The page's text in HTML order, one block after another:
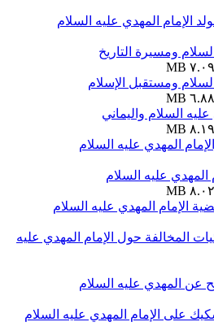
الإمام المهدي عليه السلام
ومسيرة التاريخ
ومستقبل الإسلام
عليه السلام واليماني
المهدي عليه السلام
المهدي عليه السلام
الإمام المهدي عليه السلام
المخالفة حول الإمام المهدي عليه
عن المهدي عليه السلام
على الإمام المهدي عليه السلام